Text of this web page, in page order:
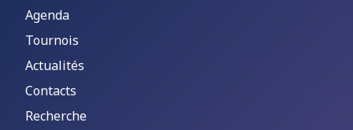
Agenda
Tournois
Actualités
Contacts
Recherche